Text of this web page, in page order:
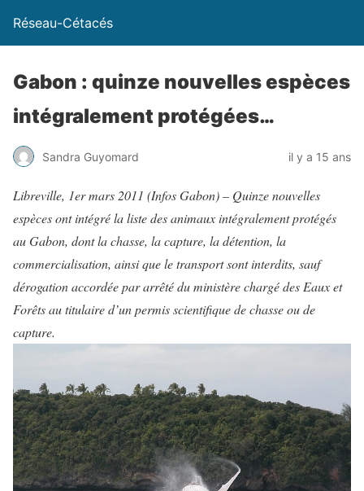
Réseau-Cétacés
Gabon : quinze nouvelles espèces
intégralement protégées…
Sandra Guyomard il y a 15 ans
Libreville, 1er mars 2011 (Infos Gabon) – Quinze nouvelles
espèces ont intégré la liste des animaux intégralement protégés
au Gabon, dont la chasse, la capture, la détention, la
commercialisation, ainsi que le transport sont interdits, sauf
dérogation accordée par arrêté du ministère chargé des Eaux et
Forêts au titulaire d’un permis scientifique de chasse ou de
capture.